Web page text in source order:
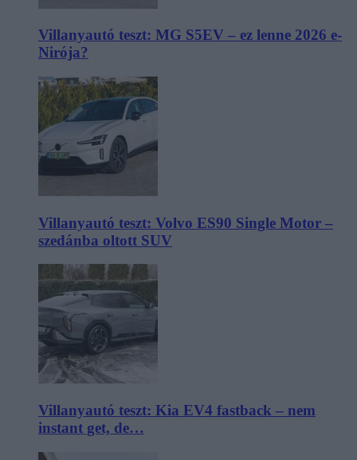
Villanyautó teszt: MG S5EV – ez lenne 2026 e-
Nirója?
Villanyautó teszt: Volvo ES90 Single Motor –
szedánba oltott SUV
Villanyautó teszt: Kia EV4 fastback – nem
instant get, de…